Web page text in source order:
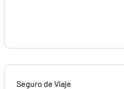
Seguro de Viaje